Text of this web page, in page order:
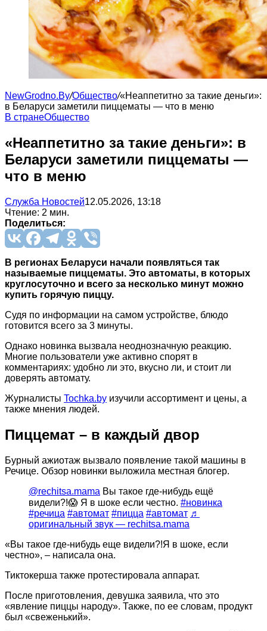
NewGrodno.By/Общество/«Неаппетитно за такие деньги»:
в Беларуси заметили пиццематы — что в меню
В странеОбщество
«Неаппетитно за такие деньги»: в
Беларуси заметили пиццематы —
что в меню
Служба Новостей12.05.2026, 13:18
Чтение: 2 мин.
Поделиться:
В регионах Беларуси начали появляться так
называемые пиццематы. Это автоматы, в которых
круглосуточно и всего за несколько минут можно
купить горячую пиццу.
Судя по информации на самом устройстве, блюдо
готовится всего за 3 минуты.
Однако новинка вызвала неоднозначную реакцию.
Многие пользователи уже активно спорят в
комментариях: удобно ли это, вкусно ли, и стоит ли
доверять автомату.
Журналисты Tochka.by изучили ассортимент и цены, а
также мнения людей.
Пиццемат – в каждый двор
Бурный ажиотаж вызвало появление такой машины в
Речице. Обзор новинки выложила местная блогер.
@rechitsa.mama Вы такое где-нибудь ещё
видели?!😱 Я в шоке если честно. #новинка
#речица #автомат #пицца #автомат ♬
оригинальный звук — rechitsa.mama
«Вы такое где-нибудь еще видели?!Я в шоке, если
честно», – написала она.
Тиктокерша также протестировала аппарат.
После приготовления, девушка заявила, что это
«явление пиццы народу». Также, по ее словам, продукт
был «свеженький».